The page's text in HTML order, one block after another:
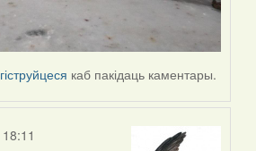
каб пакідаць каментары.